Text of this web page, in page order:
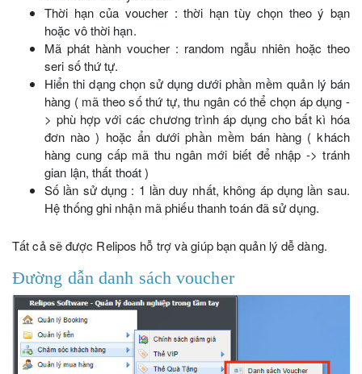
Thời hạn của voucher : thời hạn tùy chọn theo ý bạn
hoặc vô thời hạn.
Mã phát hành voucher : random ngẫu nhiên hoặc theo
seri số thứ tự.
Hiển thi dạng chọn sử dụng dưới phần mềm quản lý bán
hàng ( mã theo số thứ tự, thu ngân có thể chọn áp dụng -
> phù hợp với các chương trình áp dụng cho bất kì hóa
đơn nào ) hoặc ẩn dưới phần mềm bán hàng ( khách
hàng cung cấp mã thu ngân mới biết để nhập -> tránh
gian lận, thất thoát )
Số lần sử dụng : 1 lần duy nhất, không áp dụng lần sau.
Hệ thống ghi nhận mã phiếu thanh toán đã sử dụng.
Tất cả sẽ được Relipos hỗ trợ và giúp bạn quản lý dễ dàng.
Đường dẫn danh sách voucher